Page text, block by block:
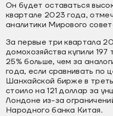
Он будет оставаться
квартале 2023 года,
аналитики Мирового
За первые три квартала
домохозяйства купили 197
25% больше, чем за
года, если сравнивать по
Шанхайской бирже в
стоило на 121 доллар за
Лондоне из-за
Народного банка Китая.